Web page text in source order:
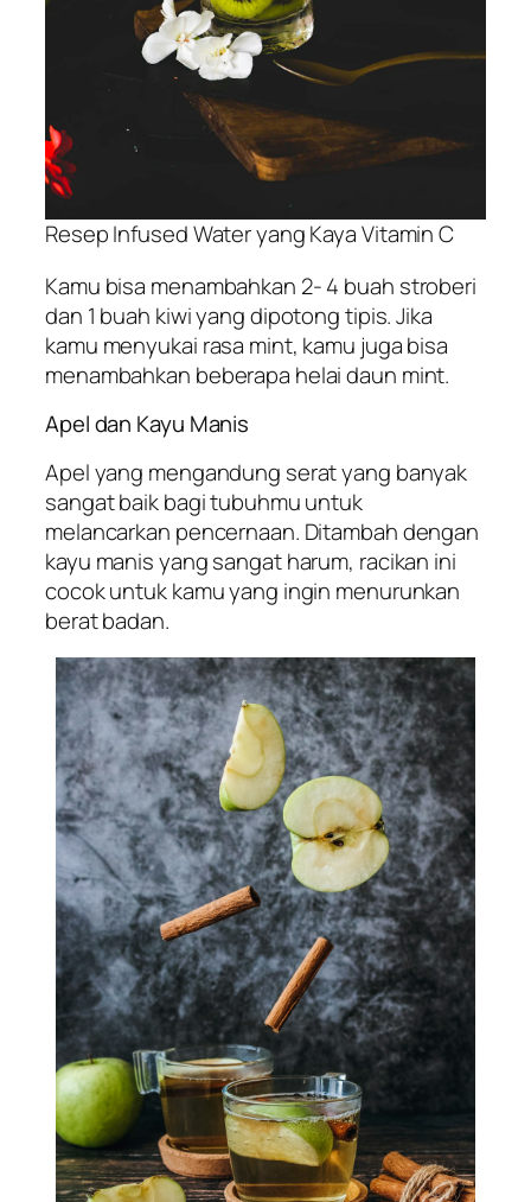
Resep Infused Water yang Kaya Vitamin C
Kamu bisa menambahkan 2- 4 buah stroberi
dan 1 buah kiwi yang dipotong tipis. Jika
kamu menyukai rasa mint, kamu juga bisa
menambahkan beberapa helai daun mint.
Apel dan Kayu Manis
Apel yang mengandung serat yang banyak
sangat baik bagi tubuhmu untuk
melancarkan pencernaan. Ditambah dengan
kayu manis yang sangat harum, racikan ini
cocok untuk kamu yang ingin menurunkan
berat badan.